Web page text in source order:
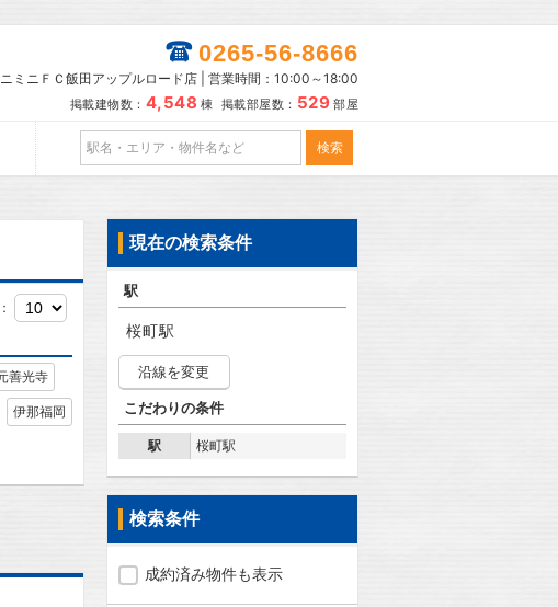
0265-56-8666
ニミニＦＣ飯田アップルロード店 | 営業時間：10:00～18:00
掲載建物数： 4,548 棟 掲載部屋数： 529 部屋
善光寺
伊那福岡
現在の検索条件
駅
桜町駅
沿線を変更
こだわりの条件
駅 桜町駅
検索条件
成約済み物件も表示